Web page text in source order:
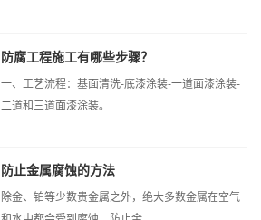
防腐工程施工有哪些步骤？
一、工艺流程：基面清洗-底漆涂装-一道面漆涂装-
二道和三道面漆涂装。
防止金属腐蚀的方法
除金、铂等少数贵金属之外，绝大多数金属在空气